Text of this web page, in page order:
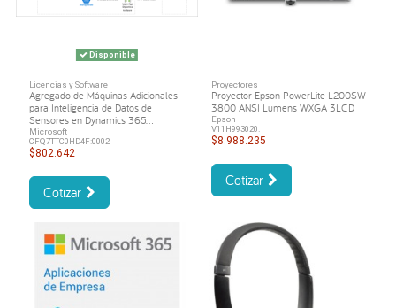
Disponible
Licencias y Software
Agregado de Máquinas Adicionales
para Inteligencia de Datos de
Sensores en Dynamics 365...
Microsoft
CFQ7TTC0HD4F:0002
$802.642
Cotizar
Proyectores
Proyector Epson PowerLite L200SW
3800 ANSI Lumens WXGA 3LCD
Epson
V11H993020.
$8.988.235
Cotizar